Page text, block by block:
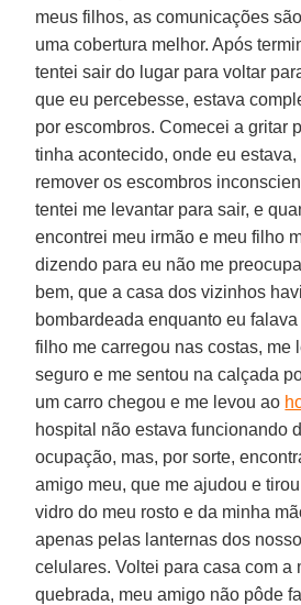
meus filhos, as comunicações
uma cobertura melhor. Após
tentei sair do lugar para voltar
que eu percebesse, estava
por escombros. Comecei a gritar
tinha acontecido, onde eu estava,
remover os escombros
tentei me levantar para sair, e
encontrei meu irmão e meu filho
dizendo para eu não me
bem, que a casa dos vizinhos
bombardeada enquanto eu
filho me carregou nas costas, me
seguro e me sentou na calçada
um carro chegou e me levou ao
hospital não estava funcionando
ocupação, mas, por sorte,
amigo meu, que me ajudou e
vidro do meu rosto e da minha
apenas pelas lanternas dos
celulares. Voltei para casa com a
quebrada, meu amigo não pôde